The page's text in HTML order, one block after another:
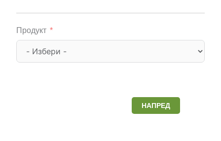
Продукт
НАПРЕД